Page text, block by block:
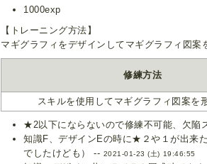
1000exp
【トレーニング方法】
マギグラフィをデザインしてマギグラフィ図案
修練方法
スキルを使用してマギグラフィ図案を
★2以下にならないので修練不可能、欠陥
知識F、デザインEの時に★２や１が出来
でしたけども） -- 2021-01-23 (土) 19:46:55